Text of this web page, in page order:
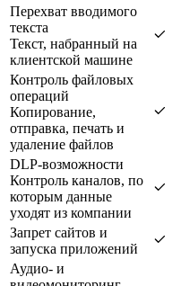
Перехват вводимого
текста
Текст, набранный на
клиентской машине
Контроль файловых
операций
Копирование,
отправка, печать и
удаление файлов
DLP-возможности
Контроль каналов, по
которым данные
уходят из компании
Запрет сайтов и
запуска приложений
Аудио- и